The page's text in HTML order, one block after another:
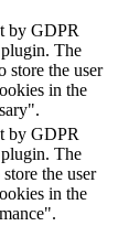
by GDPR
The
store the user
in the
by GDPR
The
the user
in the